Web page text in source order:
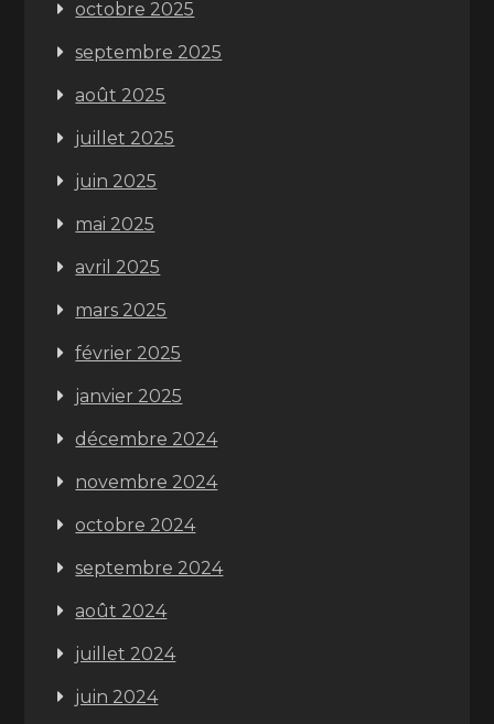
octobre 2025
septembre 2025
août 2025
juillet 2025
juin 2025
mai 2025
avril 2025
mars 2025
février 2025
janvier 2025
décembre 2024
novembre 2024
octobre 2024
septembre 2024
août 2024
juillet 2024
juin 2024